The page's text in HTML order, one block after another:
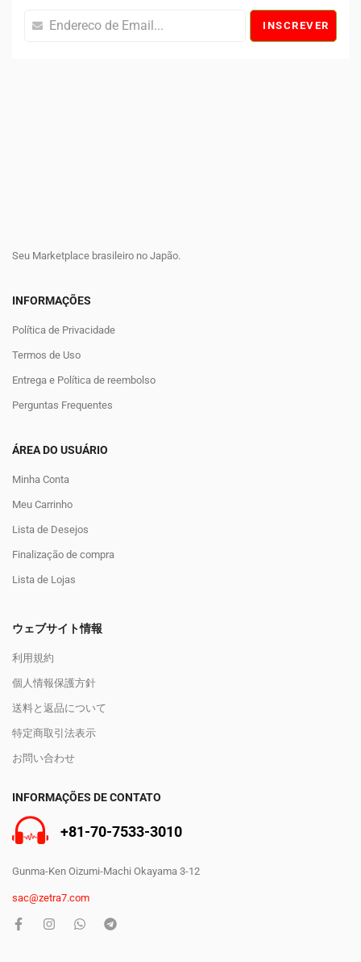
INSCREVER
Seu Marketplace brasileiro no Japão.
INFORMAÇÕES
Política de Privacidade
Termos de Uso
Entrega e Política de reembolso
Perguntas Frequentes
ÁREA DO USUÁRIO
Minha Conta
Meu Carrinho
Lista de Desejos
Finalização de compra
Lista de Lojas
ウェブサイト情報
利用規約
個人情報保護方針
送料と返品について
特定商取引法表示
お問い合わせ
INFORMAÇÕES DE CONTATO
+81-70-7533-3010
Gunma-Ken Oizumi-Machi Okayama 3-12
sac@zetra7.com